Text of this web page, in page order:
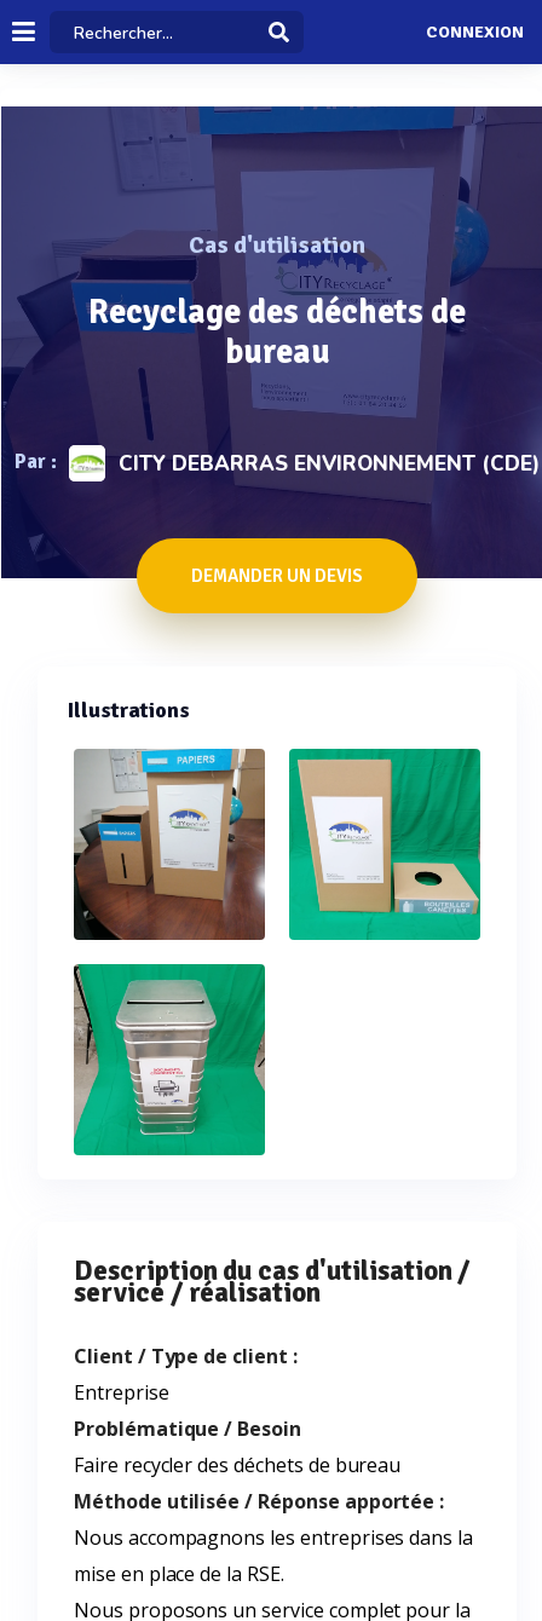
CONNEXION
Cas d'utilisation
Recyclage des déchets de
bureau
Par : CITY DEBARRAS ENVIRONNEMENT (CDE)
DEMANDER UN DEVIS
Illustrations
Description du cas d'utilisation /
service / réalisation
Client / Type de client :
Entreprise
Problématique / Besoin
Faire recycler des déchets de bureau
Méthode utilisée / Réponse apportée :
Nous accompagnons les entreprises dans la
mise en place de la RSE.
Nous proposons un service complet pour la